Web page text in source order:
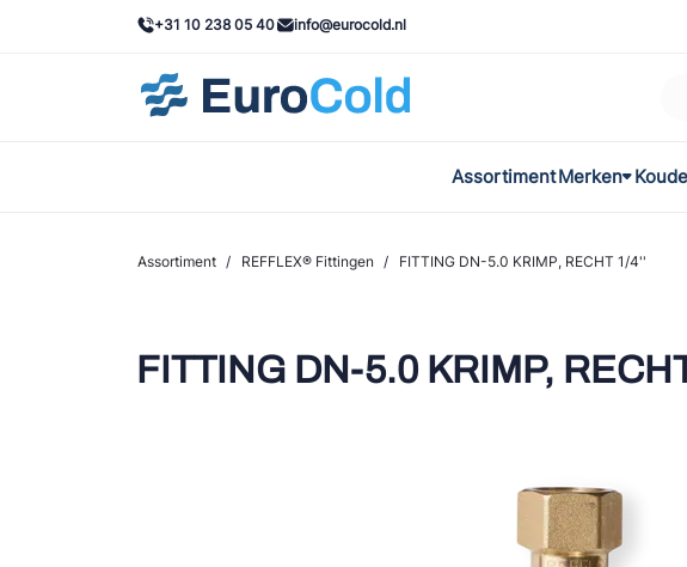
+31 10 238 05 40 info@eurocold.nl
AssortimentMerken
Castel
AWA
REFFLEX®
Johnson Controls
Assortiment / REFFLEX® Fittingen / FITTING DN-5.0 KRIMP, RECHT 1/4''
FITTING DN-5.0 KRIMP,